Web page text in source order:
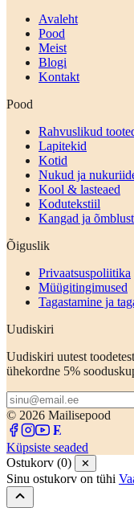
Avaleht
Pood
Meist
Blogi
Kontakt
Pood
Rahvuslikud
Lapitekid
Kotid
Nukud ja
Kool & lasteaed
Kodutekstiil
Kangad ja
Õiguslik
Privaatsuspoliitika
Müügitingimused
Tagastamine ja
Uudiskiri
Uudiskiri uutest
ühekordne 5%
© 2026 Mailisepood
Küpsiste seaded
Ostukorv (0)
✕
Sinu ostukorv on tühi